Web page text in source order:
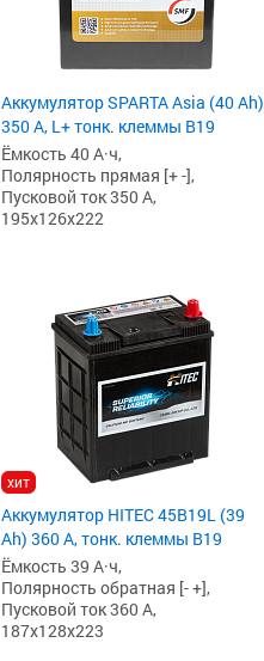
Аккумулятор SPARTA Asia (40 Ah)
350 А, L+ тонк. клеммы B19
Ёмкость 40 А·ч,
Полярность прямая [+ -],
Пусковой ток 350 А,
195x126x222
хит
Аккумулятор HITEC 45B19L (39
Ah) 360 А, тонк. клеммы B19
Ёмкость 39 А·ч,
Полярность обратная [- +],
Пусковой ток 360 А,
187x128x223